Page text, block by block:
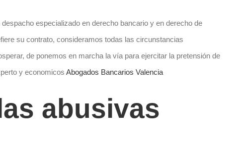
especializado en derecho bancario y en derecho de
su contrato, consideramos todas las circunstancias
de ponemos en marcha la vía para ejercitar la pretensión de
y economicos Abogados Bancarios Valencia
abusivas